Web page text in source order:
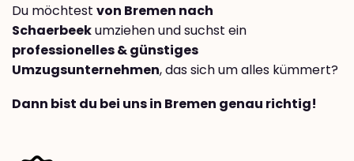
Du möchtest von Bremen nach
Schaerbeekumziehen und suchst ein
professionelles & günstiges
Umzugsunternehmen, das sich um alles kümmert?
Dann bist du bei uns in Bremen genau richtig!